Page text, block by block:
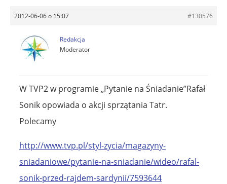
2012-06-06 o 15:07 #130576
Redakcja
Moderator
W TVP2 w programie „Pytanie na Śniadanie”Rafał
Sonik opowiada o akcji sprzątania Tatr.
Polecamy
http://www.tvp.pl/styl-zycia/magazyny-
sniadaniowe/pytanie-na-sniadanie/wideo/rafal-
sonik-przed-rajdem-sardynii/7593644